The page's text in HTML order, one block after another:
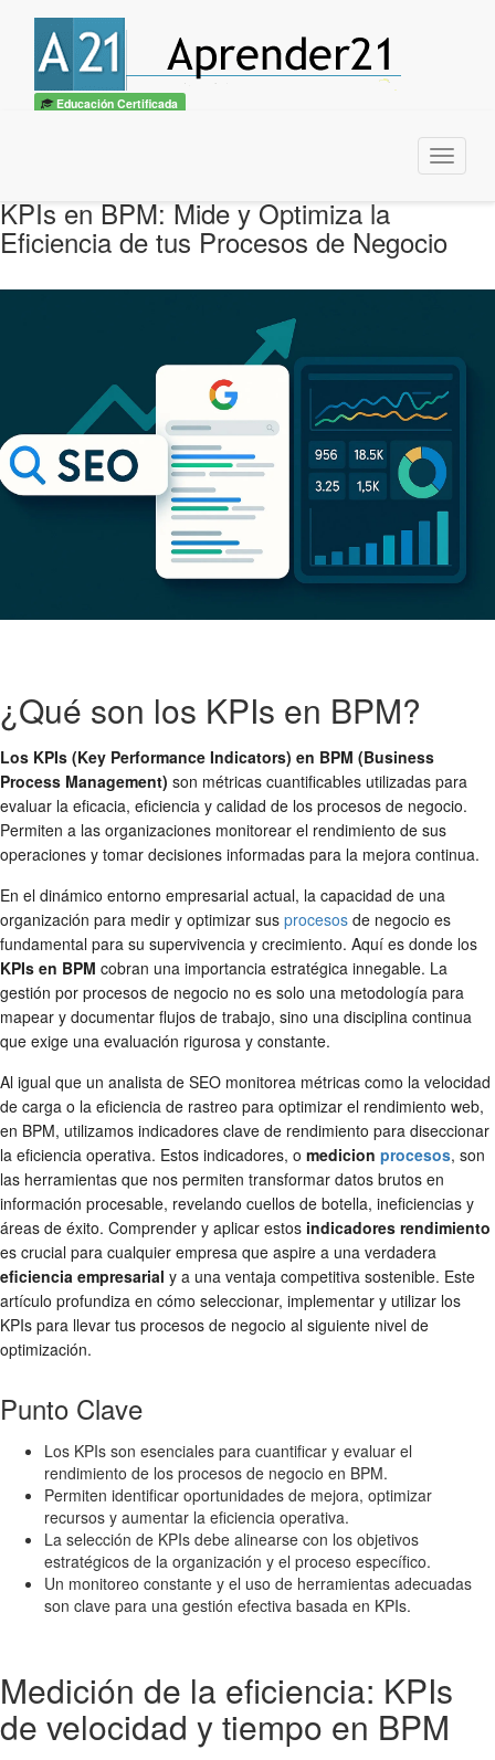
Educación Certificada
Menu
KPIs en BPM: Mide y Optimiza la
Eficiencia de tus Procesos de Negocio
¿Qué son los KPIs en BPM?
Los KPIs (Key Performance Indicators) en BPM (Business
Process Management) son métricas cuantificables utilizadas para
evaluar la eficacia, eficiencia y calidad de los procesos de negocio.
Permiten a las organizaciones monitorear el rendimiento de sus
operaciones y tomar decisiones informadas para la mejora continua.
En el dinámico entorno empresarial actual, la capacidad de una
organización para medir y optimizar sus procesos de negocio es
fundamental para su supervivencia y crecimiento. Aquí es donde los
KPIs en BPM cobran una importancia estratégica innegable. La
gestión por procesos de negocio no es solo una metodología para
mapear y documentar flujos de trabajo, sino una disciplina continua
que exige una evaluación rigurosa y constante.
Al igual que un analista de SEO monitorea métricas como la velocidad
de carga o la eficiencia de rastreo para optimizar el rendimiento web,
en BPM, utilizamos indicadores clave de rendimiento para diseccionar
la eficiencia operativa. Estos indicadores, o medicion procesos, son
las herramientas que nos permiten transformar datos brutos en
información procesable, revelando cuellos de botella, ineficiencias y
áreas de éxito. Comprender y aplicar estos indicadores rendimiento
es crucial para cualquier empresa que aspire a una verdadera
eficiencia empresarial y a una ventaja competitiva sostenible. Este
artículo profundiza en cómo seleccionar, implementar y utilizar los
KPIs para llevar tus procesos de negocio al siguiente nivel de
optimización.
Punto Clave
Los KPIs son esenciales para cuantificar y evaluar el
rendimiento de los procesos de negocio en BPM.
Permiten identificar oportunidades de mejora, optimizar
recursos y aumentar la eficiencia operativa.
La selección de KPIs debe alinearse con los objetivos
estratégicos de la organización y el proceso específico.
Un monitoreo constante y el uso de herramientas adecuadas
son clave para una gestión efectiva basada en KPIs.
Medición de la eficiencia: KPIs
de velocidad y tiempo en BPM